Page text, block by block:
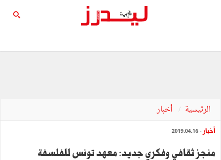
الرئيسية أخبار
أخبار - 2019.04.16
منجز ثقافي وفكري جديد: معهد تونس للفلسفة